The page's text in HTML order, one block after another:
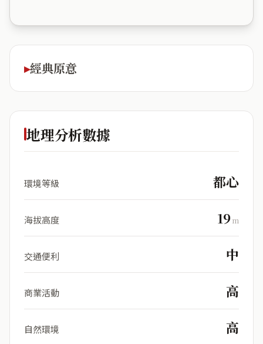
經典原意
地理分析數據
環境等級 都心
海拔高度 19m
交通便利 中
商業活動 高
自然環境 高